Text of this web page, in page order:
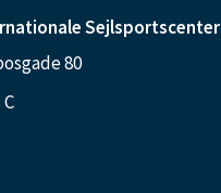
Sejlsportscenter
80